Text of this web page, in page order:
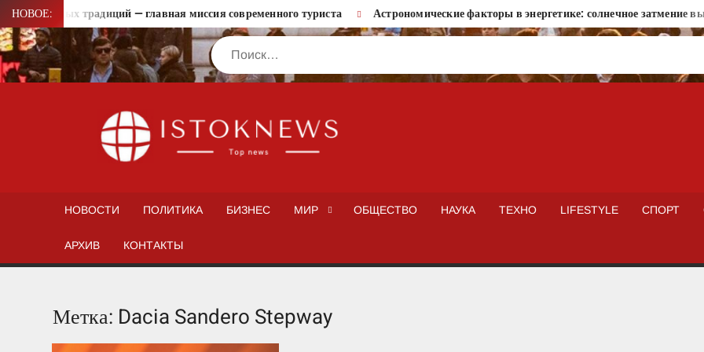
Перейти
к
содержимому
НОВОЕ:
локальных традиций — главная миссия современного туриста Астрономические факторы в энергетике: солнечное затмение
Поиск
НОВОСТИ ПОЛИТИКА БИЗНЕС МИР ОБЩЕСТВО НАУКА ТЕХНО LIFESTYLE СПОРТ
АРХИВ КОНТАКТЫ
Метка: Dacia Sandero Stepway